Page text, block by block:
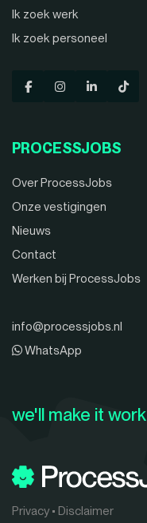
Ik zoek werk
Ik zoek personeel
PROCESSJOBS
Over ProcessJobs
Onze vestigingen
Nieuws
Contact
Werken bij ProcessJobs
info@processjobs.nl
WhatsApp
Privacy• Disclaimer
we'll make it work